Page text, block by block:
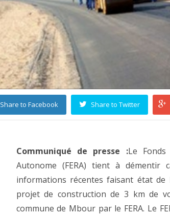
Share to Facebook Share to Twitter
Communiqué de presse :Le Fonds
Autonome (FERA) tient à démentir
informations récentes faisant état de
projet de construction de 3 km de
commune de Mbour par le FERA. Le